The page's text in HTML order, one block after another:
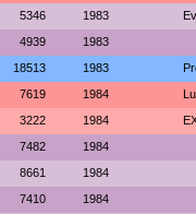
5346 1983
4939 1983
18513 1983
7619 1984
3222 1984
7482 1984
8661 1984
7410 1984